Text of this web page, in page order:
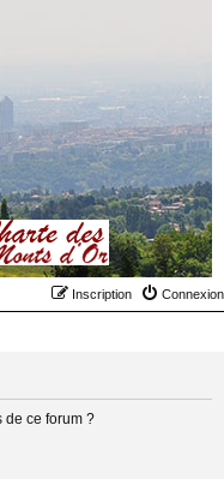
Connexion
Inscription
de ce forum ?